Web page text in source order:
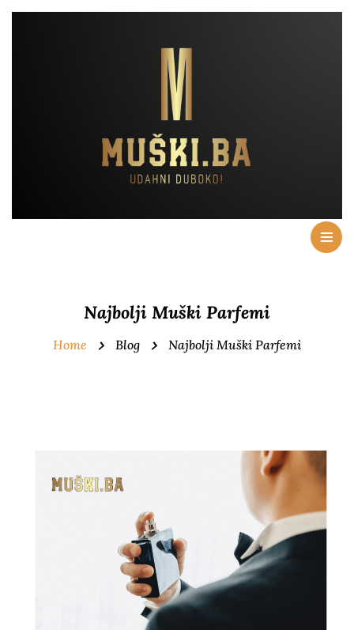
Najbolji Muški Parfemi
Home Blog Najbolji Muški Parfemi